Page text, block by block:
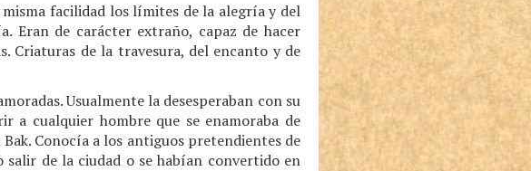
facilidad los límites de la alegría y del
Eran de carácter extraño, capaz de hacer
Criaturas de la travesura, del encanto y de
Usualmente la desesperaban con su
a cualquier hombre que se enamoraba de
Conocía a los antiguos pretendientes de
de la ciudad o se habían convertido en